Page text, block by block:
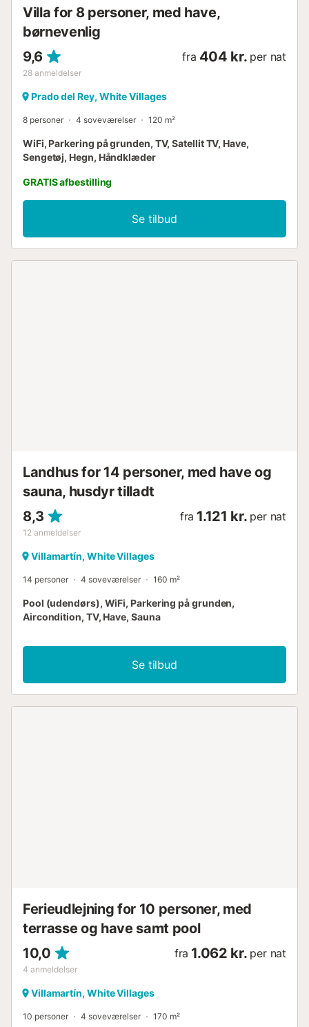
Villa for 8 personer, med have,
børnevenlig
9,6
28 anmeldelser
fra 404 kr. per nat
Prado del Rey, White Villages
8 personer 4 soveværelser 120 m²
WiFi, Parkering på grunden, TV, Satellit TV, Have,
Sengetøj, Hegn, Håndklæder
GRATIS afbestilling
Se tilbud
Landhus for 14 personer, med have og
sauna, husdyr tilladt
8,3
12 anmeldelser
fra 1.121 kr. per nat
Villamartín, White Villages
14 personer 4 soveværelser 160 m²
Pool (udendørs), WiFi, Parkering på grunden,
Aircondition, TV, Have, Sauna
Se tilbud
Ferieudlejning for 10 personer, med
terrasse og have samt pool
10,0
4 anmeldelser
fra 1.062 kr. per nat
Villamartín, White Villages
10 personer 4 soveværelser 170 m²